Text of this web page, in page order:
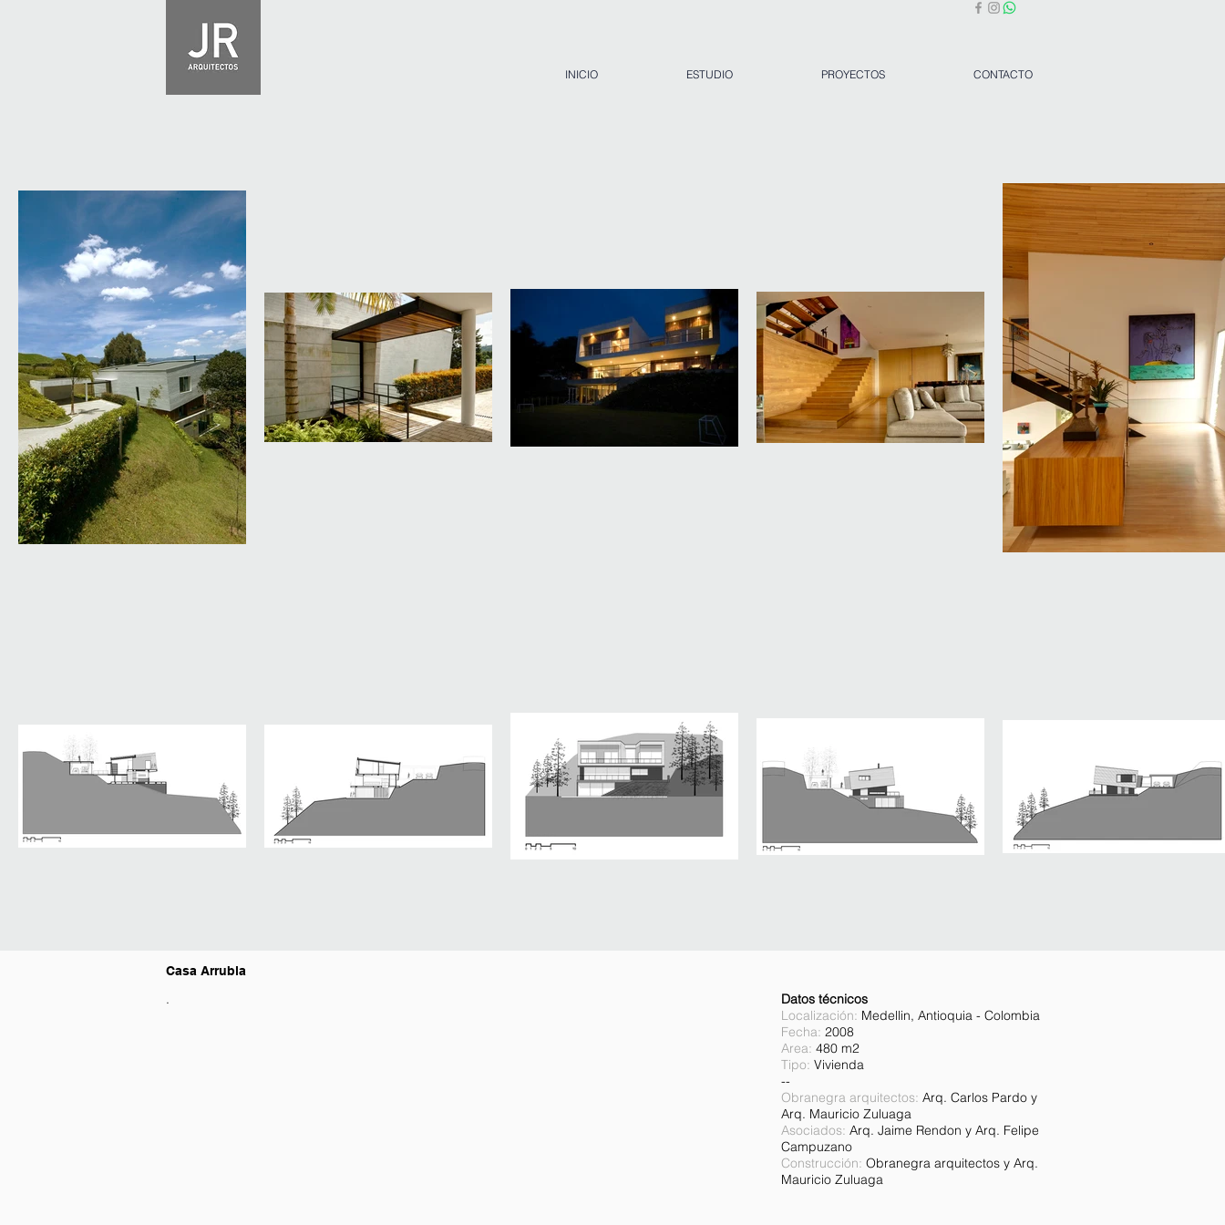
INICIO ESTUDIO PROYECTOS CONTACTO
Casa Arrubla
.
Datos técnicos
Localización: Medellin, Antioquia - Colombia
Fecha: 2008
Area: 480 m2
Tipo: Vivienda
--
Obranegra arquitectos: Arq. Carlos Pardo y
Arq. Mauricio Zuluaga
Asociados: Arq. Jaime Rendon y Arq. Felipe
Campuzano
Construcción: Obranegra arquitectos y Arq.
Mauricio Zuluaga